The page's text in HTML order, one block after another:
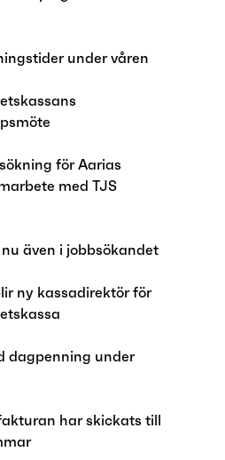
under våren
för Aarias
med TJS
även i jobbsökandet
ny kassadirektör för
dagpenning under
har skickats till